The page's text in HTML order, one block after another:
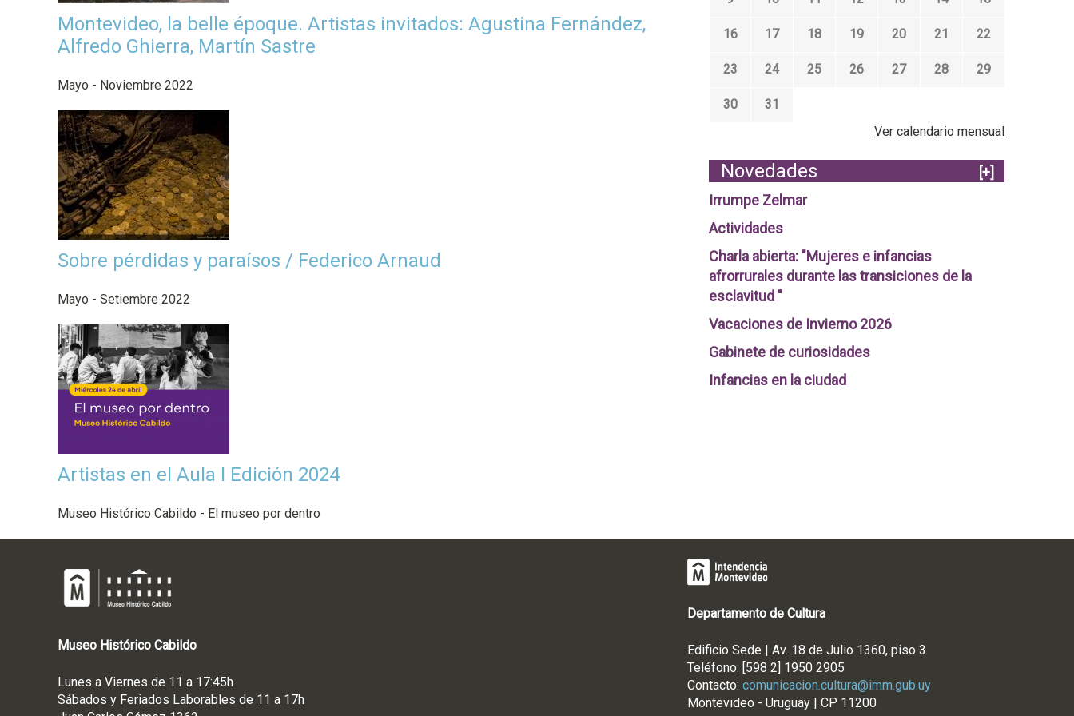
Montevideo, la belle époque. Artistas invitados: Agustina Fernández,
Alfredo Ghierra, Martín Sastre
Mayo - Noviembre 2022
Sobre pérdidas y paraísos / Federico Arnaud
Mayo - Setiembre 2022
Artistas en el Aula l Edición 2024
Museo Histórico Cabildo - El museo por dentro
16 17 18 19 20 21 22
23 24 25 26 27 28 29
30
31
Ver calendario mensual
Novedades
[+]
Irrumpe Zelmar
Actividades
Charla abierta: "Mujeres e infancias
afrorrurales durante las transiciones de la
esclavitud "
Vacaciones de Invierno 2026
Gabinete de curiosidades
Infancias en la ciudad
p
a
l
Museo Histórico Cabildo
Lunes a Viernes de 11 a 17:45h
Sábados y Feriados Laborables de 11 a 17h
Departamento de Cultura
Edificio Sede | Av. 18 de Julio 1360, piso 3
Teléfono: [598 2] 1950 2905
Contacto: comunicacion.cultura@imm.gub.uy
Montevideo - Uruguay | CP 11200